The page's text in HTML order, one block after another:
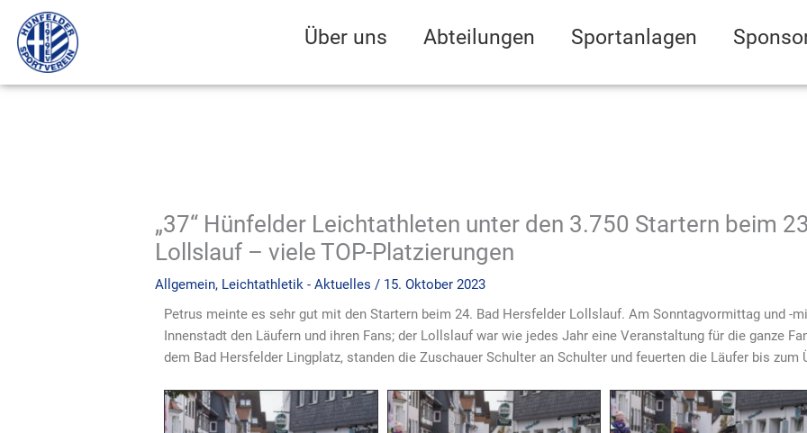
Inhalt
springen
Über uns Abteilungen Sportanlagen
„37“ Hünfelder Leichtathleten unter den 3.750 Startern beim
Lollslauf – viele TOP-Platzierungen
Allgemein, Leichtathletik - Aktuelles / 15. Oktober 2023
Petrus meinte es sehr gut mit den Startern beim 24. Bad Hersfelder Lollslauf. Am Sonntagvormittag und -
Innenstadt den Läufern und ihren Fans; der Lollslauf war wie jedes Jahr eine Veranstaltung für die ganze
dem Bad Hersfelder Lingplatz, standen die Zuschauer Schulter an Schulter und feuerten die Läufer bis zum